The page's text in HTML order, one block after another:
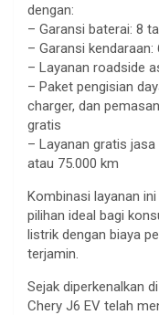
dengan:
– Garansi baterai: 8
– Garansi
– Layanan roadside
– Paket pengisian
charger, dan
gratis
– Layanan gratis
atau 75.000 km
Kombinasi layanan
pilihan ideal bagi
listrik dengan biaya
terjamin.
Sejak diperkenalkan
Chery J6 EV telah